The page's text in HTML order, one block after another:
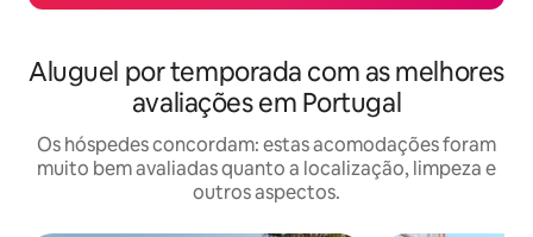
Aluguel por temporada com as melhores
avaliações em Portugal
Os hóspedes concordam: estas acomodações foram
muito bem avaliadas quanto a localização, limpeza e
outros aspectos.